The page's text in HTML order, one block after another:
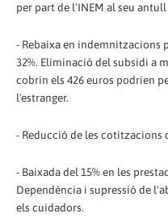
per part de l'INEM al seu antull
- Rebaixa en indemnitzacions
32%. Eliminació del subsidi a
cobrin els 426 euros podrien
l'estranger.
- Reducció de les cotitzacions
- Baixada del 15% en les
Dependència i supressió de
els cuidadors.